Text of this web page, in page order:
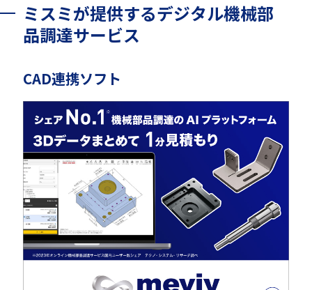
ミスミが提供するデジタル機械部
品調達サービス
CAD連携ソフト